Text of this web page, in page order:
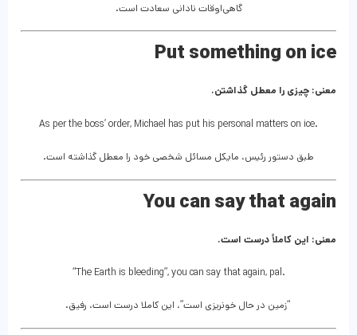
گاهی‌اوقات نادانی سعادت است.
Put something on ice
معنی: چیزی را معطل گذاشتن.
As per the boss’ order, Michael has put his personal matters on ice.
طبق دستور رئیس، مایکل مسائل شخصی خود را معطل گذاشته است.
You can say that again
معنی: این کاملاً درست است.
“The Earth is bleeding”, you can say that again, pal.
“زمین در حال خونریزی است”، این کاملا درست است، رفیق.